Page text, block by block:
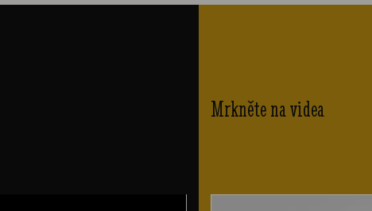
Mrkněte na videa